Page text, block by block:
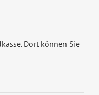
Dort können Sie